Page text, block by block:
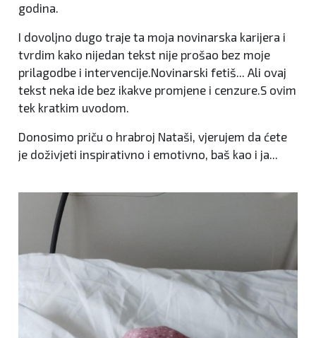
godina.
I dovoljno dugo traje ta moja novinarska karijera i
tvrdim kako nijedan tekst nije prošao bez moje
prilagodbe i intervencije.Novinarski fetiš... Ali ovaj
tekst neka ide bez ikakve promjene i cenzure.S ovim
tek kratkim uvodom.
Donosimo priču o hrabroj Nataši, vjerujem da ćete
je doživjeti inspirativno i emotivno, baš kao i ja...